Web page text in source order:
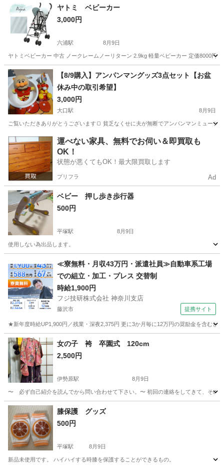
神奈川 横浜市 鶴ヶ峰駅 ベビー用品
ヤトミ ベビーカー
3,000円
六浦駅 8月9日
ヤトミベビーカー 中古 ノークレームノーリターン 2.9kg 軽量ベビーカー 定価8000円
神奈川 横浜市 六浦駅 ベビー用品
【8/9購入】アンパンマングッズ3点セット【お盆
休み中の取引希望】
3,000円
大口駅 8月9日
ご覧いただきありがとうございます🍞 貧乏なくせに夫が無断でアンパンマンミュー
神奈川 横浜市 大口駅 ベビー用品
運べない家具、無料でお伺い＆即買取も
OK！
状態が悪くてもOK！最大限買取します
プリフラ Ad
ベビー 押し歩き歩行器
500円
平塚駅 8月9日
使用しない為出品します。
平塚駅 ベビー用品
≪寮無料・月収43万円・派遣社員≫自動車系工場
での組立・加工・プレス 交替制
時給1,900円
フジ技研株式会社 神奈川支店
藤沢市 提携サイト
★新年度時給UP1,900円／残業・深夜2,375円 更に3か月毎に12万円の奨励金を含む
神奈川 藤沢市 その他
女の子 袴 卒園式 120cm
2,500円
伊勢原駅 8月9日
〜 必ず自己紹介を読んでから問い合わせて下さい。〜 初回の連絡をしてきて、その
神奈川 平塚市 伊勢原駅 キッズ用品
膝保護 グッズ
500円
平塚駅 8月9日
新品未使用です。 ハイハイする時膝を保護することができるもの。